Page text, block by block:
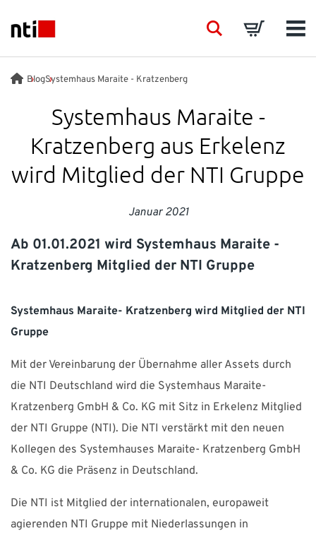
NTI logo
BRANCHEN
BERATUNG
PRODUKTE
SCHULUNGEN
EVENTS
KARRIERE
SUPPORT
WEBSHOP
Brauchen Sie Hilfe?
Zentrale: +49 89 25552155 0 E-Mail: info-de@nti-
group.com Support:support-de@nti-group.com
SearchBasket
BlogSystemhaus Maraite - Kratzenberg
Systemhaus Maraite -
Kratzenberg aus Erkelenz
wird Mitglied der NTI Gruppe
Januar 2021
Ab 01.01.2021 wird Systemhaus Maraite -
Kratzenberg Mitglied der NTI Gruppe
Systemhaus Maraite- Kratzenberg wird Mitglied der NTI
Gruppe
Mit der Vereinbarung der Übernahme aller Assets durch
die NTI Deutschland wird die Systemhaus Maraite-
Kratzenberg GmbH & Co. KG mit Sitz in Erkelenz Mitglied
der NTI Gruppe (NTI). Die NTI verstärkt mit den neuen
Kollegen des Systemhauses Maraite- Kratzenberg GmbH
& Co. KG die Präsenz in Deutschland.
Die NTI ist Mitglied der internationalen, europaweit
agierenden NTI Gruppe mit Niederlassungen in